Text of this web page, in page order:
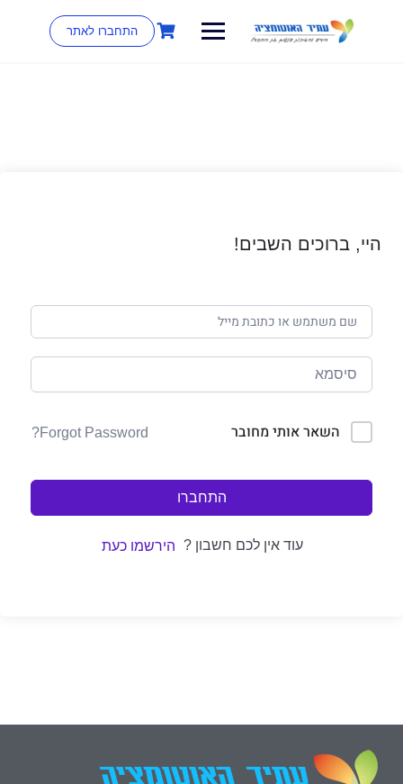
התחברו לאתר
היי, ברוכים השבים!
השאר אותי מחובר Forgot Password?
התחברו
עוד אין לכם חשבון ? הירשמו כעת